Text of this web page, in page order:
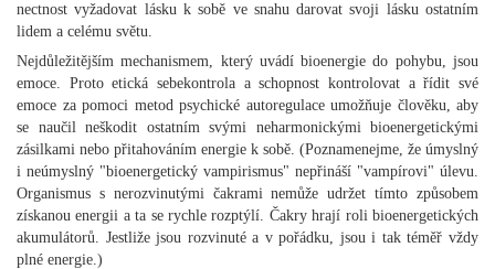
nectnost vyžadovat lásku k sobě ve snahu darovat svoji lásku ostatním
lidem a celému světu.
Nejdůležitějším mechanismem, který uvádí bioenergie do pohybu, jsou
emoce. Proto etická sebekontrola a schopnost kontrolovat a řídit své
emoce za pomoci metod psychické autoregulace umožňuje člověku, aby
se naučil neškodit ostatním svými neharmonickými bioenergetickými
zásilkami nebo přitahováním energie k sobě. (Poznamenejme, že úmyslný
i neúmyslný "bioenergetický vampirismus" nepřináší "vampírovi" úlevu.
Organismus s nerozvinutými čakrami nemůže udržet tímto způsobem
získanou energii a ta se rychle rozptýlí. Čakry hrají roli bioenergetických
akumulátorů. Jestliže jsou rozvinuté a v pořádku, jsou i tak téměř vždy
plné energie.)